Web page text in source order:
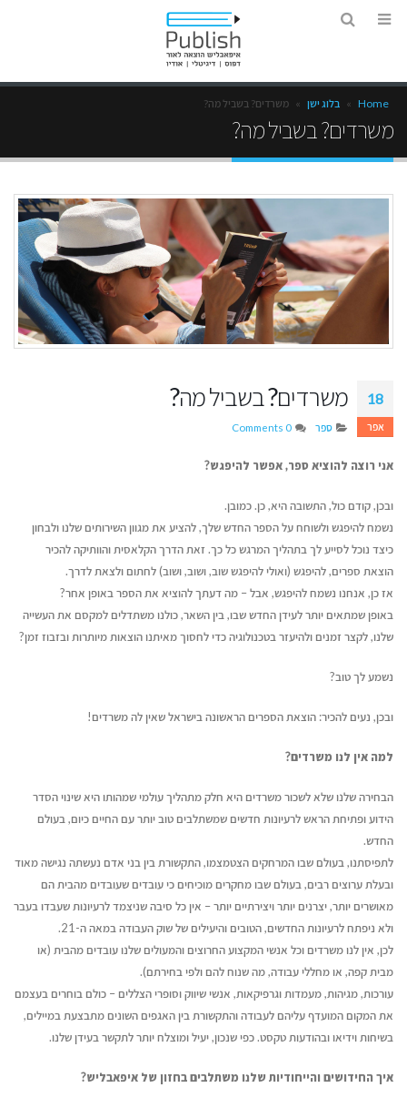
Home
» בלוג ישן » משרדים? בשביל מה?
משרדים? בשביל מה?
18
אפר
משרדים? בשביל מה?
ספר 0 Comments
אני רוצה להוציא ספר, אפשר להיפגש?
ובכן, קודם כול, התשובה היא, כן. כמובן.
נשמח להיפגש ולשוחח על הספר החדש שלך, להציע את מגוון השירותים שלנו ולבחון
כיצד נוכל לסייע לך בתהליך המרגש כל כך. זאת הדרך הקלאסית והוותיקה להכיר
הוצאת ספרים, להיפגש (ואולי להיפגש שוב, ושוב, ושוב) לחתום ולצאת לדרך.
אז כן, אנחנו נשמח להיפגש, אבל – מה דעתך להוציא את הספר באופן אחר?
באופן שמתאים יותר לעידן החדש שבו, בין השאר, כולנו משתדלים למקסם את העשייה
שלנו, לקצר זמנים ולהיעזר בטכנולוגיה כדי לחסוך מאיתנו הוצאות מיותרות ובזבוז זמן?
נשמע לך טוב?
ובכן, נעים להכיר: הוצאת הספרים הראשונה בישראל שאין לה משרדים!
למה אין לנו משרדים?
הבחירה שלנו שלא לשכור משרדים היא חלק מתהליך עולמי שמהותו היא שינוי הסדר
הידוע ופתיחת הראש לרעיונות חדשים שמשתלבים טוב יותר עם החיים כיום, בעולם
החדש.
לתפיסתנו, בעולם שבו המרחקים הצטמצמו, התקשורת בין בני אדם נעשתה נגישה מאוד
ובעלת ערוצים רבים, בעולם שבו מחקרים מוכיחים כי עובדים שעובדים מהבית הם
מאושרים יותר, יצרנים יותר ויצירתיים יותר – אין כל סיבה שניצמד לרעיונות שעבדו בעבר
ולא ניפתח לרעיונות החדשים, הטובים והיעילים של שוק העבודה במאה ה-21.
לכן, אין לנו משרדים וכל אנשי המקצוע החרוצים והמעולים שלנו עובדים מהבית (או
מבית קפה, או מחללי עבודה, מה שנוח להם ולפי בחירתם).
עורכות, מגיהות, מעמדות וגרפיקאות, אנשי שיווק וסופרי הצללים – כולם בוחרים בעצמם
את המקום המועדף עליהם לעבודה והתקשורת בין האגפים השונים מתבצעת במיילים,
בשיחות וידיאו ובהודעות טקסט. כפי שנכון, יעיל ומוצלח יותר לתקשר בעידן שלנו.
איך החידושים והייחודיות שלנו משתלבים בחזון של איפאבליש?
כשמשתמשים בבינה מלאכותית
איך לשווק את הספר שלכם בעידן
יוני 16, 2026
ריאיון עם בועז דרורי, מחבר
הספר "רווק, נשוי, גרוש"
יוני 16, 2026
ליצירת זוגיות
יולי 12, 2026
הזדמנות גדולה
יולי 12, 2026